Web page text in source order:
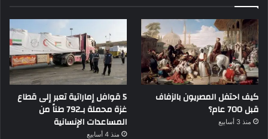
كيف احتفل المصريون بالزفاف
قبل 700 عام؟
منذ 3 أسابيع
5 قوافل إماراتية تعبر إلى قطاع
غزة محملة بـ792 طناً من
المساعدات الإنسانية
منذ 4 أسابيع